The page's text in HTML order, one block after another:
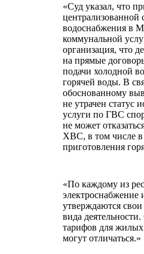
«Суд указал, что
централизованной
водоснабжения в
коммунальной
организация, что
на прямые
подачи холодной
горячей воды. В
обоснованному
не утрачен статус
услуги по ГВС
не может
ХВС, в том числе в
приготовления
«По каждому из
утверждаются
вида
тарифов для
могут отличаться.»